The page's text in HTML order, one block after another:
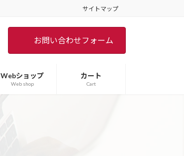
サイトマップ
お問い合わせフォーム
Webショップ
Web shop
カート
Cart